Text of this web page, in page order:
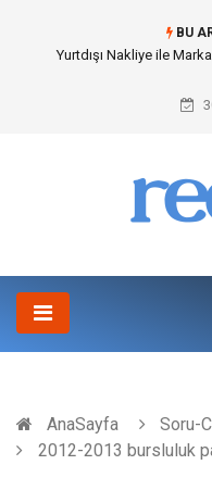
BU
İnternetsiz Bir
AnaSayfa
Soru-
2012-2013 bursluluk